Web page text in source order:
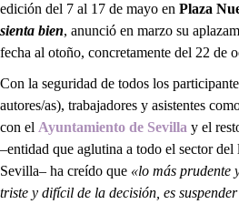
edición del 7 al 17 de mayo en Plaza
sienta bien, anunció en marzo su
fecha al otoño, concretamente del 22 de
Con la seguridad de todos los
autores/as), trabajadores y asistentes
con el Ayuntamiento de Sevilla y el
–entidad que aglutina a todo el sector
Sevilla– ha creído que «lo más prudente
triste y difícil de la decisión, es